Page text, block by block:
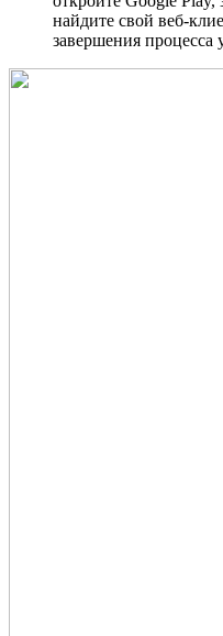
найдите свой веб-
завершения процесса